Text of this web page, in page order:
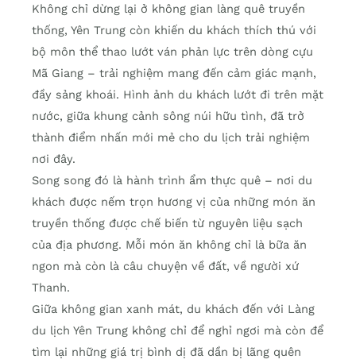
Không chỉ dừng lại ở không gian làng quê truyền
thống, Yên Trung còn khiến du khách thích thú với
bộ môn thể thao lướt ván phản lực trên dòng cựu
Mã Giang – trải nghiệm mang đến cảm giác mạnh,
đầy sảng khoái. Hình ảnh du khách lướt đi trên mặt
nước, giữa khung cảnh sông núi hữu tình, đã trở
thành điểm nhấn mới mẻ cho du lịch trải nghiệm
nơi đây.
Song song đó là hành trình ẩm thực quê – nơi du
khách được nếm trọn hương vị của những món ăn
truyền thống được chế biến từ nguyên liệu sạch
của địa phương. Mỗi món ăn không chỉ là bữa ăn
ngon mà còn là câu chuyện về đất, về người xứ
Thanh.
Giữa không gian xanh mát, du khách đến với Làng
du lịch Yên Trung không chỉ để nghỉ ngơi mà còn để
tìm lại những giá trị bình dị đã dần bị lãng quên